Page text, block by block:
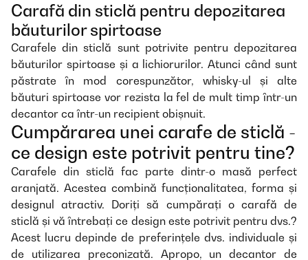
Carafă din sticlă pentru depozitarea
băuturilor spirtoase
Carafele din sticlă sunt potrivite pentru depozitarea
băuturilor spirtoase și a lichiorurilor. Atunci când sunt
păstrate în mod corespunzător, whisky-ul și alte
băuturi spirtoase vor rezista la fel de mult timp într-un
decantor ca într-un recipient obișnuit.
Cumpărarea unei carafe de sticlă -
ce design este potrivit pentru tine?
Carafele din sticlă fac parte dintr-o masă perfect
aranjată. Acestea combină funcționalitatea, forma și
designul atractiv. Doriți să cumpărați o carafă de
sticlă și vă întrebați ce design este potrivit pentru dvs.?
Acest lucru depinde de preferințele dvs. individuale și
de utilizarea preconizată. Apropo, un decantor de